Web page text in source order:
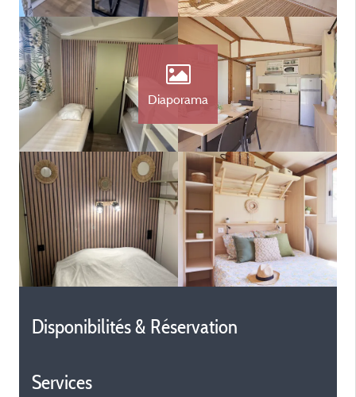
Diaporama
Disponibilités & Réservation
Services